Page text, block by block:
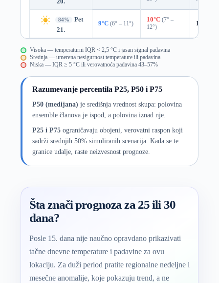
84%
Pet
21.
9°C (6° – 11°)
10°C (7° –
12°)
12%
Visoka — temperaturni IQR < 2,5 °C i jasan signal padavina
Srednja — umerena nesigurnost temperature ili padavina
Niska — IQR ≥ 5 °C ili verovatnoća padavina 43–57%
Razumevanje percentila P25, P50 i P75
P50 (medijana) je središnja vrednost skupa: polovina
ensemble članova je ispod, a polovina iznad nje.
P25 i P75ograničavaju obojeni, verovatni raspon koji
sadrži srednjih 50% simuliranih scenarija. Kada se te
granice udalje, raste neizvesnost prognoze.
Šta znači prognoza za 25 ili 30
dana?
Posle 15. dana nije naučno opravdano prikazivati
tačne dnevne temperature i padavine za ovu
lokaciju. Za duži period pratite regionalne nedeljne i
mesečne anomalije, koje pokazuju trend, a ne